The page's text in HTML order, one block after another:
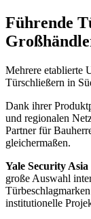
Führende
Mehrere etablierte
Türschließern in
Dank ihrer
und regionalen
Partner für
gleichermaßen.
Yale Security
große Auswahl
institutionelle